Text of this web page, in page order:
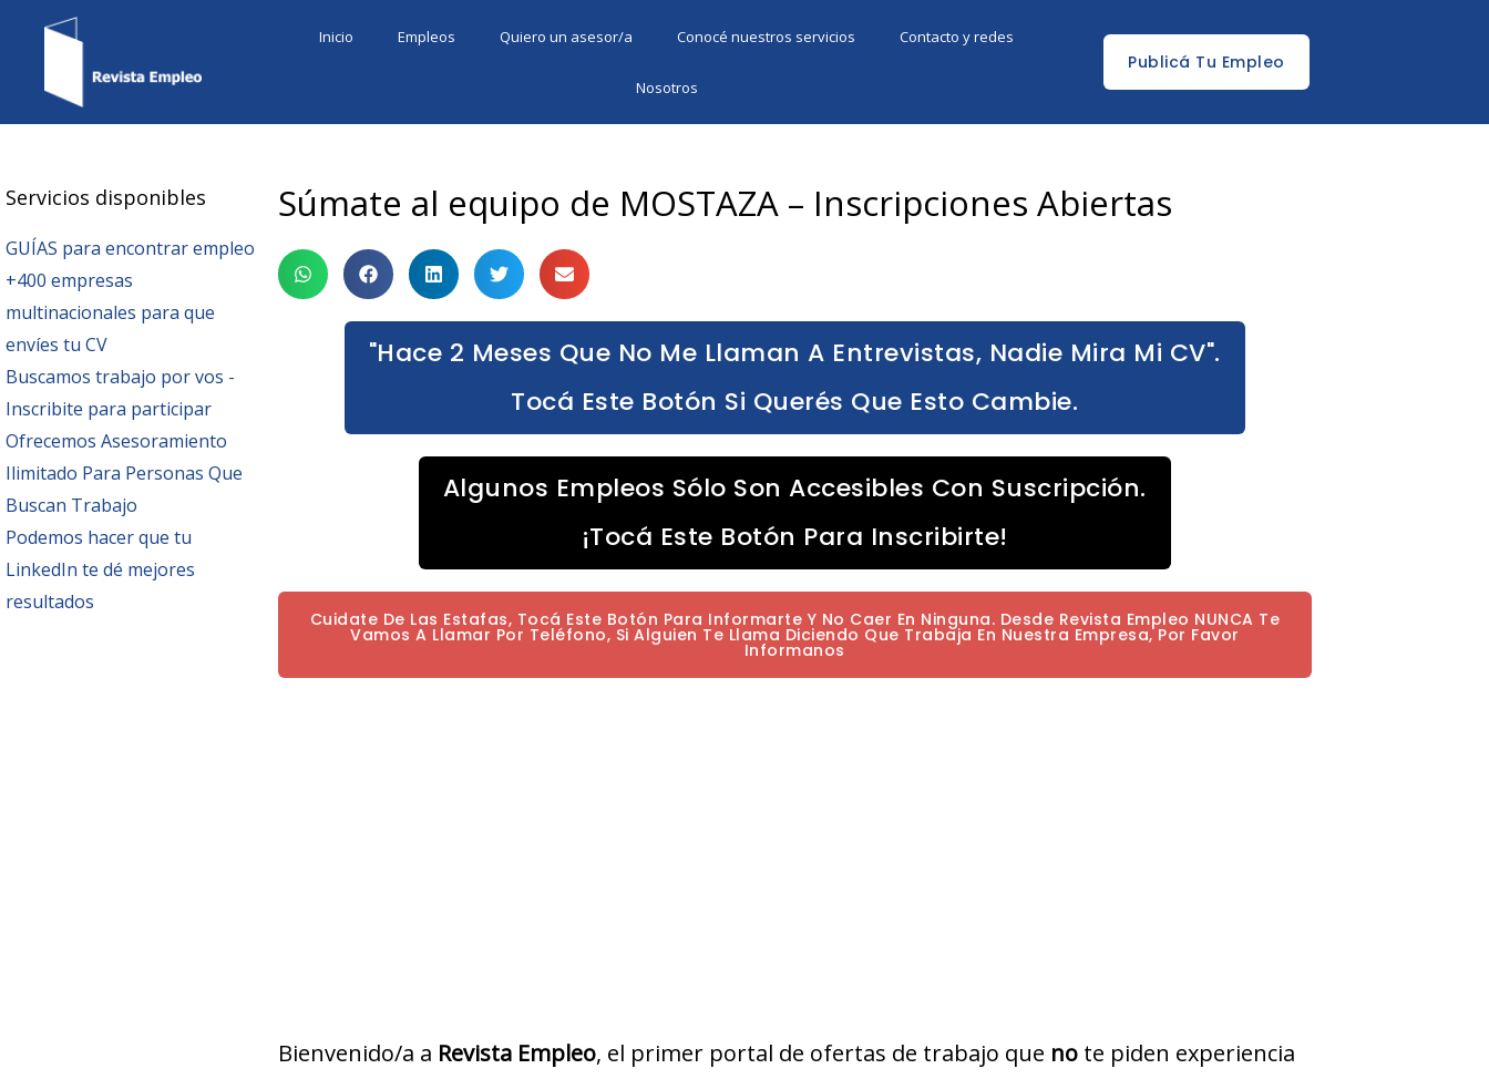
Inicio Empleos Quiero un asesor/a Conocé nuestros servicios Contacto y redes
Nosotros
Publicá Tu Empleo
Servicios disponibles
GUÍAS para encontrar empleo
+400 empresas
multinacionales para que
envíes tu CV
Buscamos trabajo por vos -
Inscribite para participar
Ofrecemos Asesoramiento
Ilimitado Para Personas Que
Buscan Trabajo
Podemos hacer que tu
LinkedIn te dé mejores
resultados
Súmate al equipo de MOSTAZA – Inscripciones Abiertas
"Hace 2 Meses Que No Me Llaman A Entrevistas, Nadie Mira Mi CV".
Tocá Este Botón Si Querés Que Esto Cambie.
Algunos Empleos Sólo Son Accesibles Con Suscripción.
¡Tocá Este Botón Para Inscribirte!
Cuidate De Las Estafas, Tocá Este Botón Para Informarte Y No Caer En Ninguna. Desde Revista Empleo NUNCA Te
Vamos A Llamar Por Teléfono, Si Alguien Te Llama Diciendo Que Trabaja En Nuestra Empresa, Por Favor
Informanos
Bienvenido/a a Revista Empleo, el primer portal de ofertas de trabajo que note piden experiencia